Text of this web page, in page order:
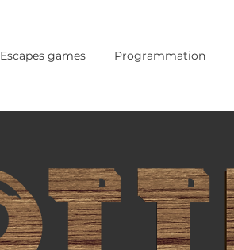
Escapes games Programmation